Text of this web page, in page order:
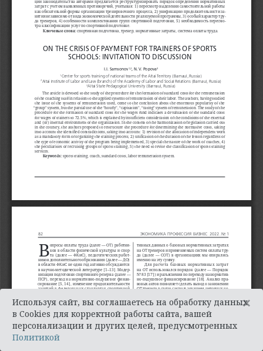
Используя сайт, вы соглашаетесь на обработку данных
в Cookies для корректной работы сайта, вашей
персонализации и других целей, предусмотренных
Политикой
×